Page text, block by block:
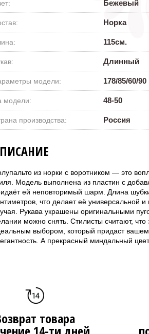
0 ₽ Бежевый
Норка
115см.
Длинный
модели: 178/85/60/90
модели: 48-50
производства: Россия
из норки с воротником — это
Модель выполнена из пластин с
ей неповторимый шарм. Длина
что делает её универсальной
Рукава украшены оригинальными
можно снять. Стилисты считают, что
выбором, который придаст
А прекрасный миндальный
товара